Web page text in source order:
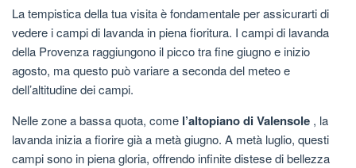
La tempistica della tua visita è fondamentale per assicurarti di
vedere i campi di lavanda in piena fioritura. I campi di lavanda
della Provenza raggiungono il picco tra fine giugno e inizio
agosto, ma questo può variare a seconda del meteo e
dell’altitudine dei campi.
Nelle zone a bassa quota, come l’altopiano di Valensole , la
lavanda inizia a fiorire già a metà giugno. A metà luglio, questi
campi sono in piena gloria, offrendo infinite distese di bellezza